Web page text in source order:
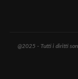
@2025 - Tutti i diritti